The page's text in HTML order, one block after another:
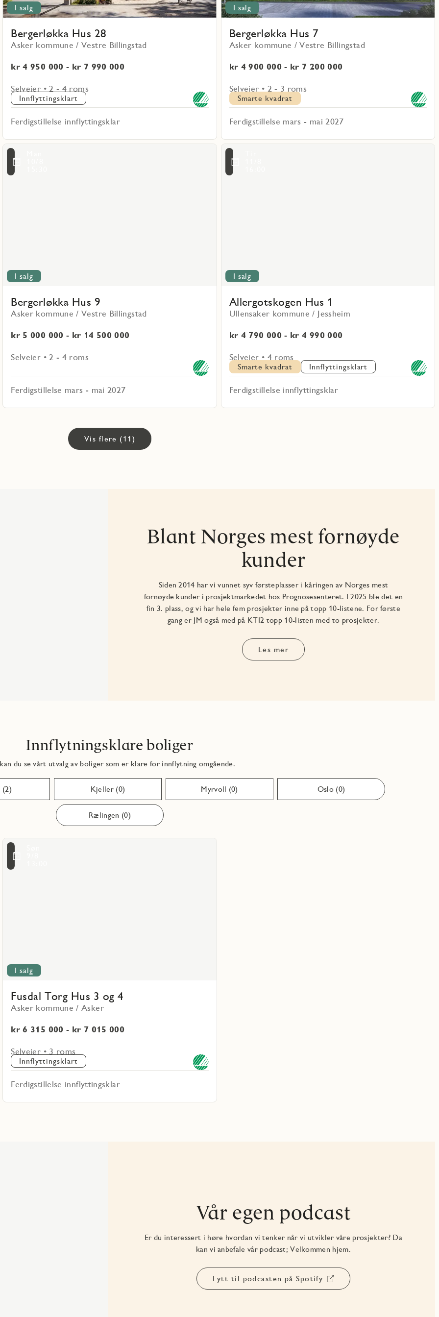
I salg
Bergerløkka Hus 28
Asker kommune / Vestre Billingstad
kr 4 950 000 - kr 7 990 000
Selveier • 2 - 4 roms
Innflyttingsklart
Ferdigstillelse innflyttingsklar
I salg
Bergerløkka Hus 7
Asker kommune / Vestre Billingstad
kr 4 900 000 - kr 7 200 000
Selveier • 2 - 3 roms
Smarte kvadrat
Ferdigstillelse mars - mai 2027
I salg
Bergerløkka Hus 9
Asker kommune / Vestre Billingstad
kr 5 000 000 - kr 14 500 000
Selveier • 2 - 4 roms
Ferdigstillelse mars - mai 2027
Les
mer
om
Bergerløkka
I salg
Allergotskogen Hus 1
Ullensaker kommune / Jessheim
kr 4 790 000 - kr 4 990 000
Selveier • 4 roms
Smarte kvadrat Innflyttingsklart
Ferdigstillelse innflyttingsklar
Favoritmarkering
Les
mer
Allergotskogen
Vis flere (11)
Blant Norges mest fornøyde
kunder
Siden 2014 har vi vunnet syv førsteplasser i kåringen av Norges mest
fornøyde kunder i prosjektmarkedet hos Prognosesenteret. I 2025 ble det en
fin 3. plass, og vi har hele fem prosjekter inne på topp 10-listene. For første
gang er JM også med på KTI2 topp 10-listen med to prosjekter.
Les mer
Innflytningsklare boliger
du se vårt utvalg av boliger som er klare for innflytning omgående.
(2) Kjeller (0) Myrvoll (0) Oslo (0)
Rælingen (0)
I salg
Fusdal Torg Hus 3 og 4
Asker kommune / Asker
kr 6 315 000 - kr 7 015 000
Selveier • 3 roms
Innflyttingsklart
Ferdigstillelse innflyttingsklar
Les
mer
om
Fusdal
Vår egen podcast
Er du interessert i høre hvordan vi tenker når vi utvikler våre prosjekter? Da
kan vi anbefale vår podcast; Velkommen hjem.
Lytt til podcasten på Spotify